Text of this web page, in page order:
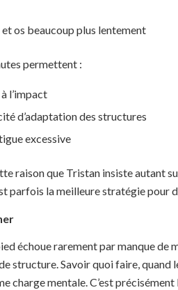
os beaucoup plus lentement
permettent :
l’impact
d’adaptation des structures
excessive
raison que Tristan insiste autant
parfois la meilleure stratégie pour
échoue rarement par manque de
structure. Savoir quoi faire, quand
charge mentale. C’est précisément